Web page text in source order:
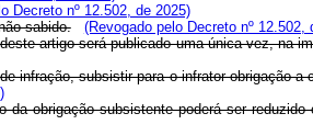
Decreto nº 12.502, de 2025)
sabido.
(Revogado pelo Decreto nº 12.502,
artigo será publicado uma única vez, na
infração, subsistir para o infrator obrigação
da obrigação subsistente poderá ser